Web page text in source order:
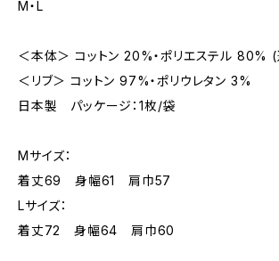
M・L
＜本体＞ コットン 20%・ポリエステル 80%
＜リブ＞ コットン 97%・ポリウレタン 3%
日本製 パッケージ：1枚/袋
Mサイズ：
着丈69 身幅61 肩巾57
Lサイズ：
着丈72 身幅64 肩巾60